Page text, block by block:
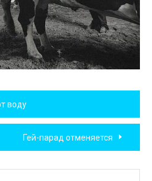
воду
Гей-парад отменяется